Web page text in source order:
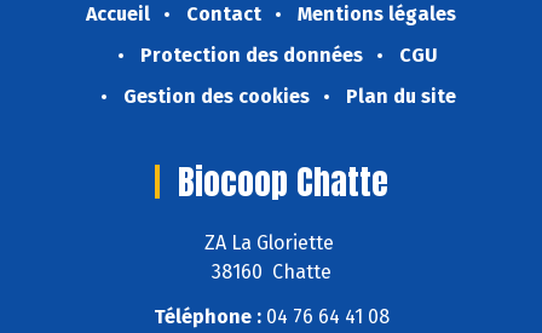
Accueil Contact
Mentions légales
Protection des données
CGU
Gestion des cookies
Plan du site
Biocoop Chatte
ZA La Gloriette
38160 Chatte
Téléphone :04 76 64 41 08